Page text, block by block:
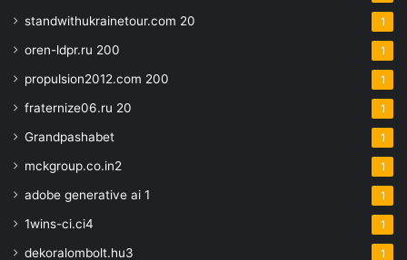
standwithukrainetour.com 20 1
oren-ldpr.ru 200 1
propulsion2012.com 200 1
fraternize06.ru 20 1
Grandpashabet 1
mckgroup.co.in2 1
adobe generative ai 1 1
1wins-ci.ci4 1
dekoralombolt.hu3 1